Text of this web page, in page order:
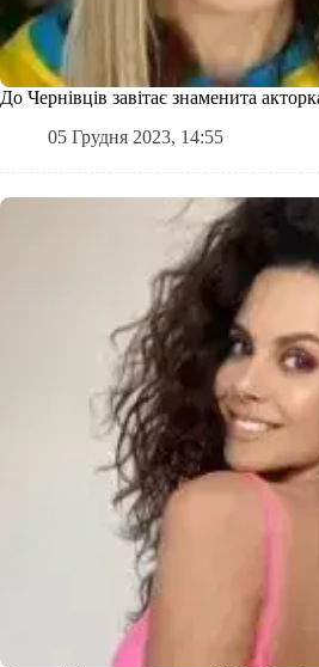
До Чернівців завітає знаменита
05 Грудня 2023, 14:55